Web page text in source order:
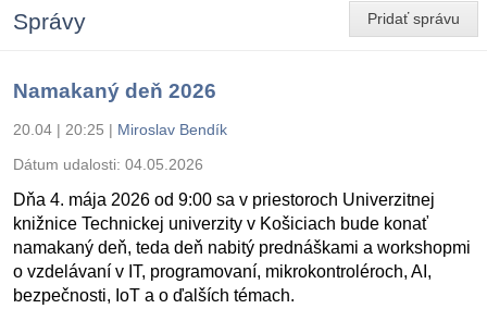
Pridať správu
Správy
Namakaný deň 2026
20.04 | 20:25 | Miroslav Bendík
Dátum udalosti: 04.05.2026
Dňa 4. mája 2026 od 9:00 sa v priestoroch Univerzitnej
knižnice Technickej univerzity v Košiciach bude konať
namakaný deň, teda deň nabitý prednáškami a workshopmi
o vzdelávaní v IT, programovaní, mikrokontroléroch, AI,
bezpečnosti, IoT a o ďalších témach.